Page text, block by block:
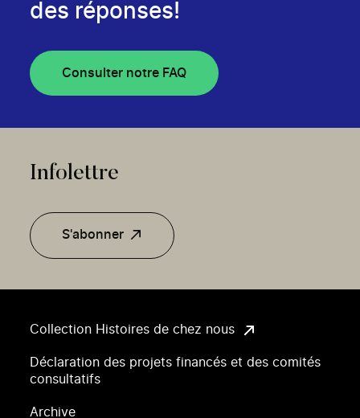
Collection Histoires de chez nous
Déclaration des projets financés et des comités
consultatifs
Archive
des réponses!
Consulter notre FAQ
Infolettre
S'abonner